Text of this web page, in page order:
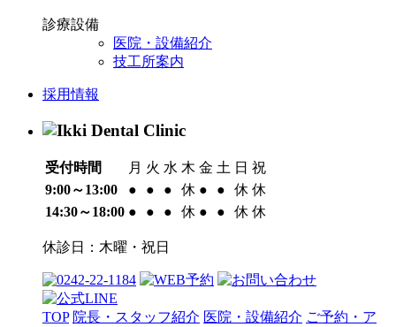
診療設備
医院・設備紹介
技工所案内
採用情報
受付時間 月 火 水 木 金 土 日 祝
9:00～13:00
● ● ● 休 ● ● 休 休
14:30～18:00 ● ● ● 休 ● ● 休 休
休診日：木曜・祝日
TOP 院長・スタッフ紹介 医院・設備紹介 ご予約・ア